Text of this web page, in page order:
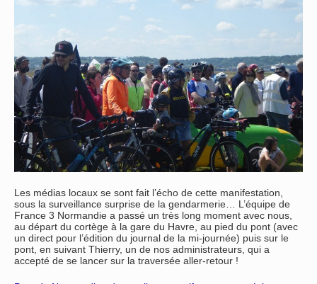
Les médias locaux se sont fait l’écho de cette manifestation,
sous la surveillance surprise de la gendarmerie… L’équipe de
France 3 Normandie a passé un très long moment avec nous,
au départ du cortège à la gare du Havre, au pied du pont (avec
un direct pour l’édition du journal de la mi-journée) puis sur le
pont, en suivant Thierry, un de nos administrateurs, qui a
accepté de se lancer sur la traversée aller-retour !